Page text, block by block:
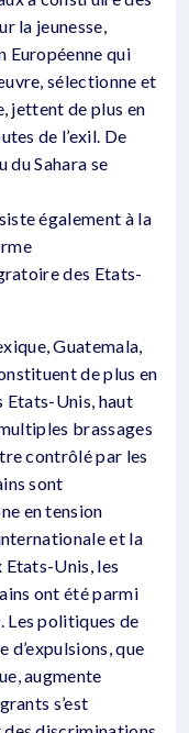
la jeunesse,
Européenne qui
sélectionne et
jettent de plus en
de l’exil. De
du Sahara se
également à la
des Etats-
Guatemala,
de plus en
Etats-Unis, haut
brassages
contrôlé par les
sont
en tension
et la
Etats-Unis, les
ont été parmi
Les politiques de
que
augmente
s’est